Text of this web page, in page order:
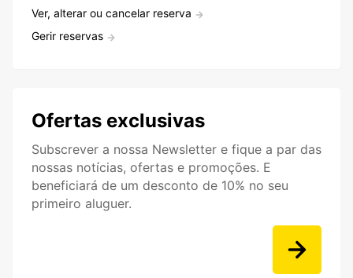
Ver, alterar ou cancelar reserva
Gerir reservas
Ofertas exclusivas
Subscrever a nossa Newsletter e fique a par das
nossas notícias, ofertas e promoções. E
beneficiará de um desconto de 10% no seu
primeiro aluguer.